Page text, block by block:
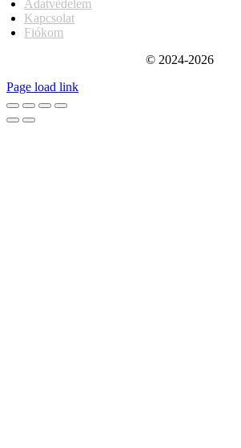
Adatvédelem
Kapcsolat
Fiókom
© 2024-2026
Page load link